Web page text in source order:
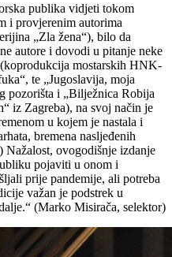
publika vidjeti tokom
i provjerenim autorima
„Zla žena“), bilo da
autore i dovodi u pitanje neke
mostarskih HNK-
te „Jugoslavija, moja
pozorišta i „Bilježnica Robija
iz Zagreba), na svoj način je
u kojem je nastala i
bremena nasljeđenih
ovogodišnje izdanje
pojaviti u onom i
prije pandemije, ali potreba
važan je podstrek u
(Marko Misirača, selektor)